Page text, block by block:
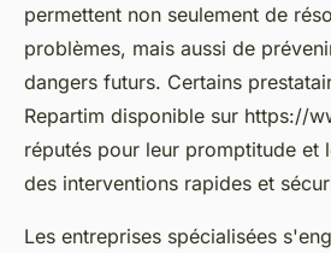
permettent non seulement de
problèmes, mais aussi de
dangers futurs. Certains
Repartim disponible sur https://
réputés pour leur promptitude et
des interventions rapides et
Les entreprises spécialisées